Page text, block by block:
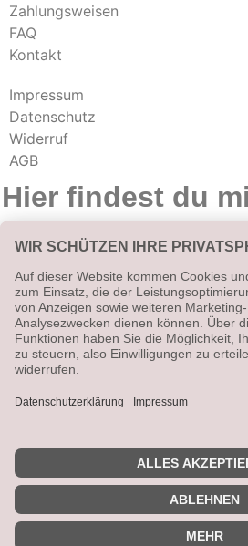
Zahlungsweisen
FAQ
Kontakt
Impressum
Datenschutz
Widerruf
AGB
Hier findest du
Alle angegebenen Preise sind
Versandkosten).